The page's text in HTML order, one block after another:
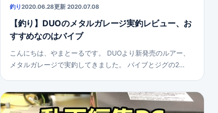
釣り2020.06.28更新 2020.07.08
【釣り】DUOのメタルガレージ実釣レビュー、お
すすめなのはバイブ
こんにちは、やまとーるです。 DUOより新発売のルアー、
メタルガレージで実釣してきました。 バイブとジグの2…